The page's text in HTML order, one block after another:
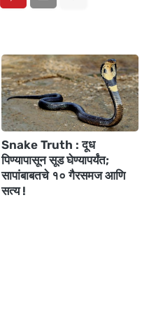
Snake Truth : दूध
पिण्यापासून सूड घेण्यापर्यंत;
सापांबाबतचे १० गैरसमज आणि
सत्य !